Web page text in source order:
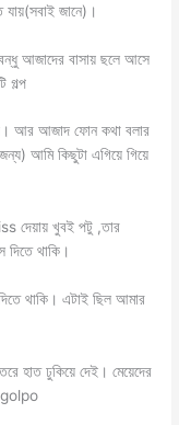
জানে)।
বন্ধু আজাদের বাসায় ছলে আসে
গল্প
আর আজাদ ফোন কথা বলার
আমি কিছুটা এগিয়ে গিয়ে
দেয়ায় খুবই পটু ,তার
থাকি।
থাকি। এটাই ছিল আমার
হাত ঢুকিয়ে দেই। মেয়েদের
golpo